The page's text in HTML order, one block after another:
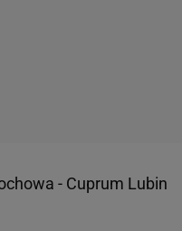
- Cuprum Lubin